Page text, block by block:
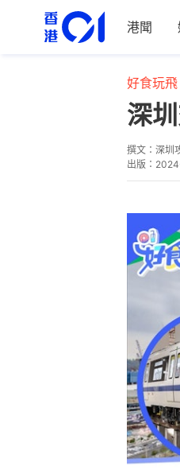
港聞
好食玩飛
深
撰文： 深圳
出版：